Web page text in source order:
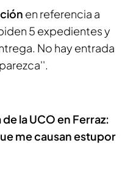
en referencia a
5 expedientes y
No hay entrada
la UCO en Ferraz:
me causan estupor